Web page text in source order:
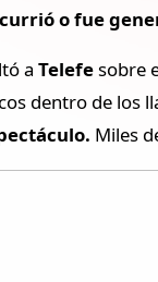
o fue
aTelefesobre
dentro de los
Miles